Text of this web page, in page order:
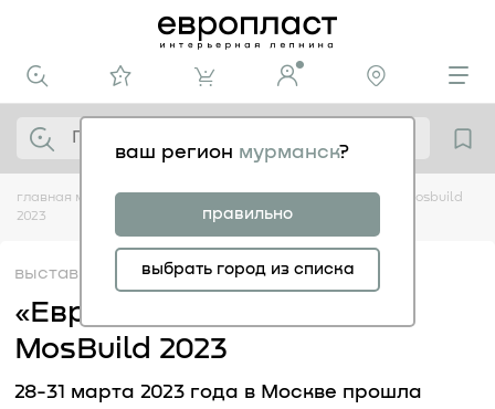
ваш регион мурманск?
правильно
выбрать город из списка
главная медиацентр выставки «европласт» на выставке mosbuild
2023
выставки 04.04
«Европласт» на выставке
MosBuild 2023
28-31 марта 2023 года в Москве прошла